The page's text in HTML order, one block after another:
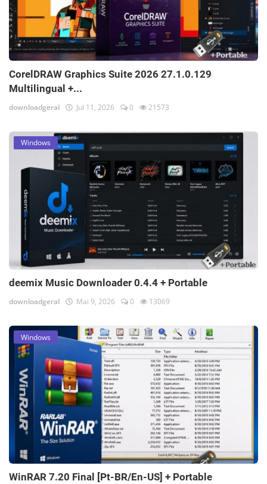
CorelDRAW Graphics Suite 2026 27.1.0.129
Multilingual +...
downloadgeral Jul 11, 2026 0 21573
Windows
deemix Music Downloader 0.4.4 + Portable
downloadgeral Mai 9, 2026 0 13069
Windows
WinRAR 7.20 Final [Pt-BR/En-US] + Portable